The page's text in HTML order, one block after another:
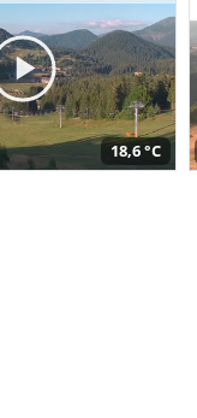
18,6 °C